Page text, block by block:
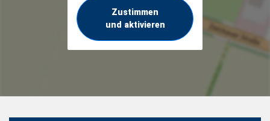
Zustimmen
und aktivieren